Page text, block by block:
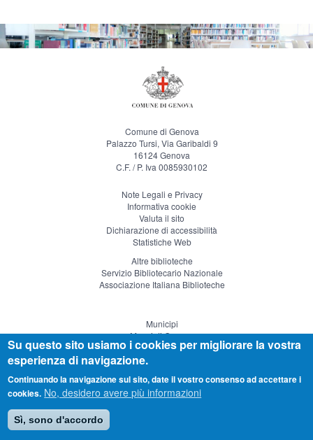
Comune di Genova
Palazzo Tursi, Via Garibaldi 9
16124 Genova
C.F. / P. Iva 0085930102
Note Legali e Privacy
Informativa cookie
Valuta il sito
Dichiarazione di accessibilità
Statistiche Web
Altre biblioteche
Servizio Bibliotecario Nazionale
Associazione Italiana Biblioteche
Municipi
Musei di Genova
Genova Teatro
Visitgenoa
Su questo sito usiamo i cookies per migliorare la vostra
esperienza di navigazione.
Continuando la navigazione sul sito, date il vostro consenso ad accettare i
cookies. No, desidero avere più informazioni
Sì, sono d'accordo